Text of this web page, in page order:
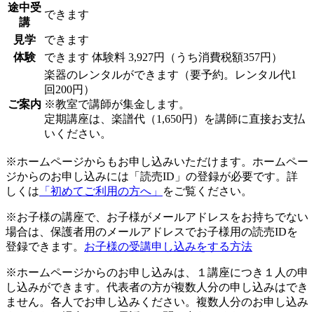
途中受
講
できます
見学
できます
体験
できます 体験料 3,927円（うち消費税額357円）
ご案内
楽器のレンタルができます（要予約。レンタル代1
回200円）
※教室で講師が集金します。
定期講座は、楽譜代（1,650円）を講師に直接お支払
いください。
※ホームページからもお申し込みいただけます。ホームペー
ジからのお申し込みには「読売ID」の登録が必要です。詳
しくは 「初めてご利用の方へ」 をご覧ください。
※お子様の講座で、お子様がメールアドレスをお持ちでない
場合は、保護者用のメールアドレスでお子様用の読売IDを
登録できます。 お子様の受講申し込みをする方法
※ホームページからのお申し込みは、１講座につき１人の申
し込みができます。代表者の方が複数人分の申し込みはでき
ません。各人でお申し込みください。複数人分のお申し込み